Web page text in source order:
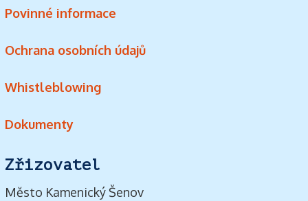
Povinné informace
Ochrana osobních údajů
Whistleblowing
Dokumenty
Zřizovatel
Město Kamenický Šenov